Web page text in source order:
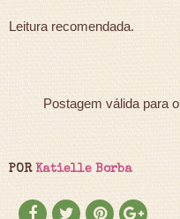
Leitura recomendada.
Postagem válida para o
POR Katielle Borba